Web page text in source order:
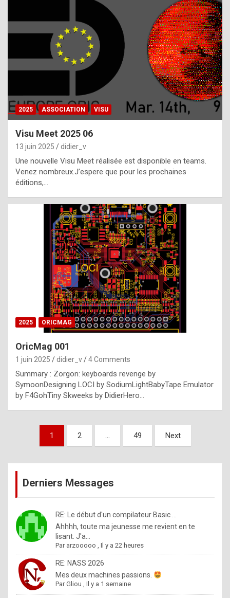
h
a
t
t
e
b
e
s
t
p
h
o
n
y
l
e
x
a
%
m
a
d
b
y
2025 ASSOCIATION VISU
Visu Meet 2025 06
13 juin 2025 didier_v
Une nouvelle Visu Meet réalisée est disponible en teams.
Venez nombreux.J’espere que pour les prochaines
éditions,…
2025 ORICMAG
OricMag 001
1 juin 2025 didier_v 4 Comments
Summary : Zorgon: keyboards revenge by
SymoonDesigning LOCI by SodiumLightBabyTape Emulator
by F4GohTiny Skweeks by DidierHero…
Pagination
publications
1 2 … 49 Next
Derniers Messages
RE: Le début d'un compilateur Basic ...
Ahhhh, toute ma jeunesse me revient en te
lisant. J'a...
Par arzooooo ,Il y a 22 heures
RE: NASS 2026
Mes deux machines passions.
ParGliou ,Il y a 1 semaine